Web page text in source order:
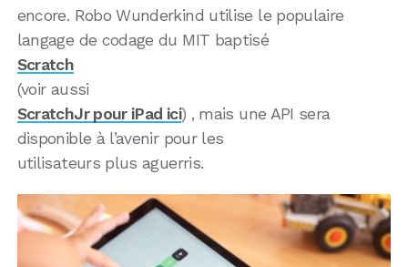
encore. Robo Wunderkind utilise le populaire
langage de codage du MIT baptisé
Scratch
(voir aussi
ScratchJr pour iPad ici) , mais une API sera
disponible à l’avenir pour les
utilisateurs plus aguerris.